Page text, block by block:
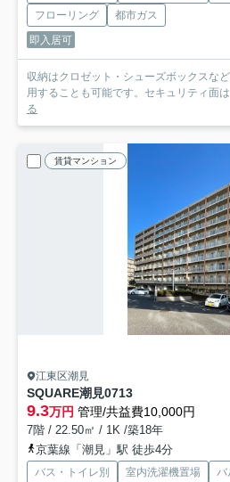
フローリング
都市ガス
即入居可
収納はクロゼット・シューズボックスな
用することも可能です。セキュリティ面
る
賃貸マンション
江東区潮見
SQUARE潮見0713
9.3万円 管理/共益費10,000円
7階 / 22.50㎡ / 1K /築18年
京葉線「潮見」駅 徒歩4分
バス・トイレ別 室内洗濯機置場 バ